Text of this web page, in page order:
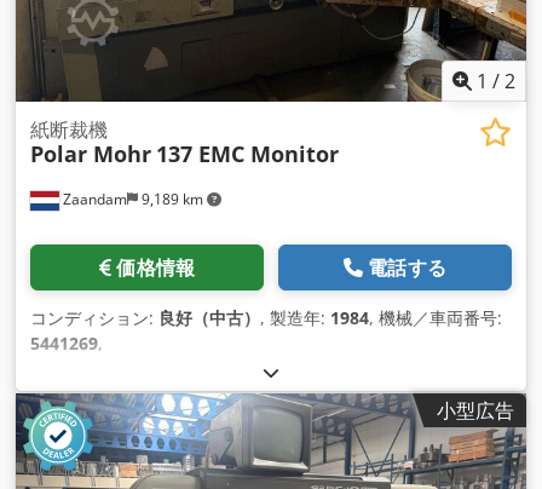
1 /2
Zaandam 9,189 km
紙断裁機
Polar Mohr 137 EMC Monitor
価格情報 電話する
コンディション: 良好（中古） , 製造年: 1984, 機械／車両番号:
5441269,
小型広告